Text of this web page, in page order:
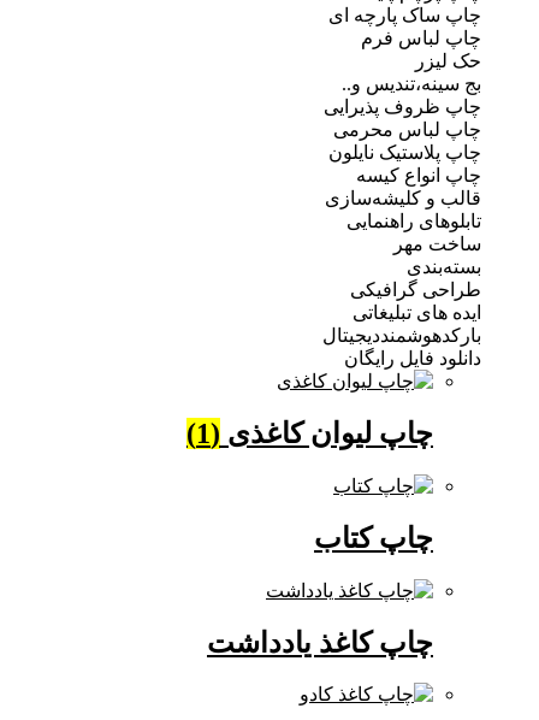
پارچه ای
فرم
و..
پذیرایی
محرمی
نایلون
کیسه
کلیشه‌سازی
راهنمایی
گرافیکی
تبلیغاتی
فایل رایگان
چاپ لیوان کاغذی(1)
چاپ کتاب
چاپ کاغذ یادداشت